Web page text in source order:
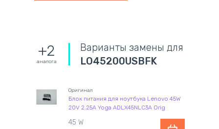
+2
аналога
Варианты замены для
LO45200USBFK
Оригинал
Блок питания для ноутбука Lenovo 45W
20V 2.25A Yoga ADLX45NLC3A Orig
45 W